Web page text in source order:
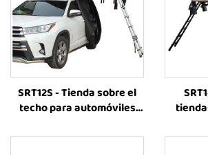
SRT12S - Tienda sobre el
techo para automóviles
para acampar al aire libre,